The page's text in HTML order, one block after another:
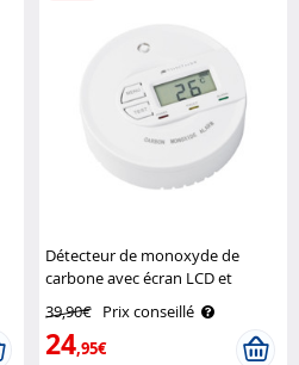
Détecteur de monoxyde de
carbone avec écran LCD et
alarme COM-16 VisorTech
39,90€ Prix conseillé
24,95€